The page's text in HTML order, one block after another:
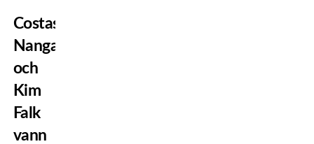
Costas
Nanga
och
Kim
Falk
vann